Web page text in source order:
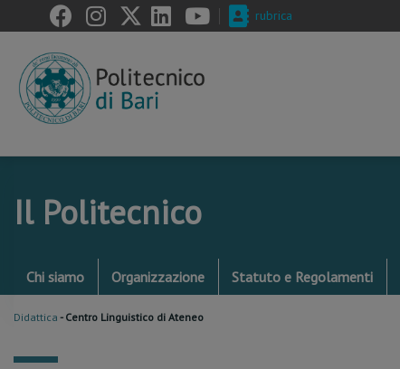
to
main
content
rubrica
Il Politecnico
Chi siamo Organizzazione Statuto e Regolamenti
Didattica - Centro Linguistico di Ateneo